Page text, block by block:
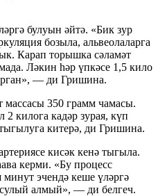
булуын әйтә. «Бик зур
бозыла, альвеолаларга
Карап торышка сәламәт
Ләкин һәр үпкәсе 1,5 кило
— ди Гришина.
массасы 350 грамм чамасы.
килога кадәр зурая, күп
китерә, ди Гришина.
кисәк кенә тыгыла.
керми. «Бу процесс
эчендә кеше үләргә
алмый», — ди белгеч.